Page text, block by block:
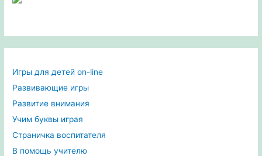
Игры для детей on-line
Развивающие игры
Развитие внимания
Учим буквы играя
Страничка воспитателя
В помощь учителю